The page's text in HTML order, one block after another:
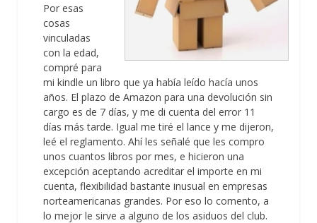
Por esas
cosas
vinculadas
con la edad,
compré para
mi kindle un libro que ya había leído hacía unos
años. El plazo de Amazon para una devolución sin
cargo es de 7 días, y me di cuenta del error 11
días más tarde. Igual me tiré el lance y me dijeron,
leé el reglamento. Ahí les señalé que les compro
unos cuantos libros por mes, e hicieron una
excepción aceptando acreditar el importe en mi
cuenta, flexibilidad bastante inusual en empresas
norteamericanas grandes. Por eso lo comento, a
lo mejor le sirve a alguno de los asiduos del club.